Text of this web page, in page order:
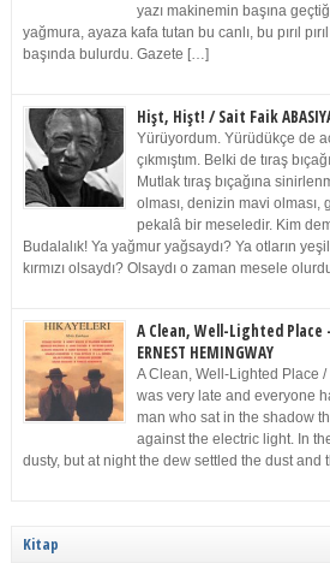
yazı makinemin başına
yağmura, ayaza kafa tutan bu canlı, bu pırıl
başında bulurdu. Gazete […]
Hişt, Hişt! / Sait Faik
Yürüyordum. Yürüdükçe de
çıkmıştım. Belki de tıraş
Mutlak tıraş bıçağına
olması, denizin mavi olması,
pekalâ bir meseledir. Kim
Budalalık! Ya yağmur yağsaydı? Ya otların
kırmızı olsaydı? Olsaydı o zaman mesele
A Clean, Well-Lighted Place
ERNEST HEMINGWAY
A Clean, Well-Lighted Place /
was very late and everyone
man who sat in the shadow
against the electric light. In
dusty, but at night the dew settled the dust and
Kitap